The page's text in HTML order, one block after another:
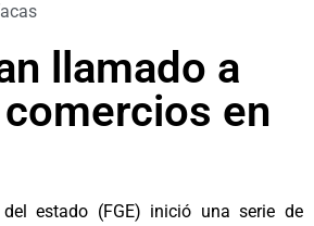
llamado a
en
estado (FGE) inició una serie de